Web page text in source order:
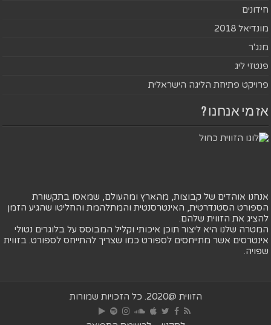
חידונים
מונדיאל 2018
מנג'ר
פנטזי ליג
פרויקט פתיחת הליגה הישראלית
אז מי אנחנו ?
אנחנו אוהדים של קבוצות, מהארץ ומהעולם, שמאסו בתקשורת
הספורט הסטנדרטית, האינטרסנטית והמתלהמת והחליטו שהגיע הזמן
להציג את הזווית שלהם.
המטרה שלנו היא ליצור תוכן איכותי וקליל המבוסס על בלוגרים נטולי
אינטרסים אשר מתייחסים לספורט כמו שצריך להתייחס לספורט. בזווית
שפויה.
הזווית @2020. כל הזכויות שמורות